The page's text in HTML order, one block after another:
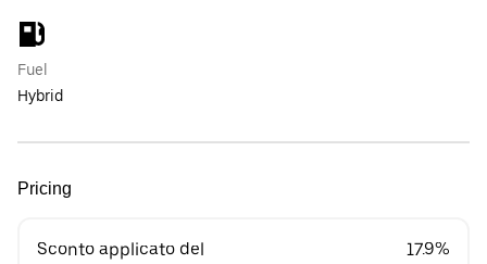
Fuel
Hybrid
Pricing
Sconto applicato del 17.9%